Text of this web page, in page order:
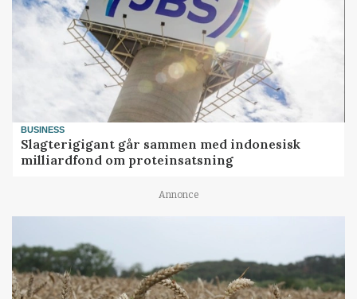
BUSINESS
Slagterigigant går sammen med indonesisk
milliardfond om proteinsatsning
Annonce